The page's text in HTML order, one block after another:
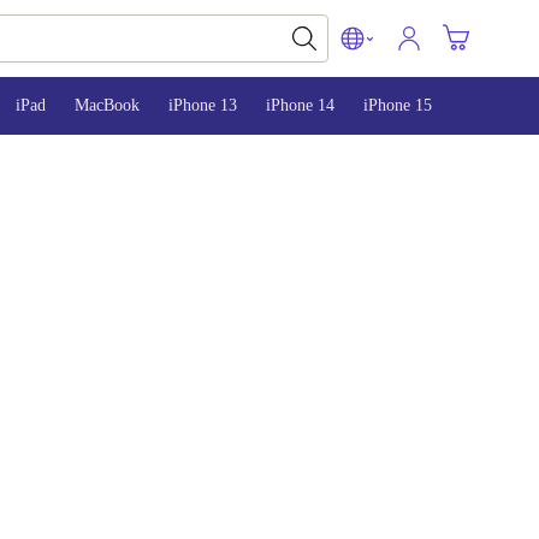
iPad MacBook iPhone 13 iPhone 14 iPhone 15